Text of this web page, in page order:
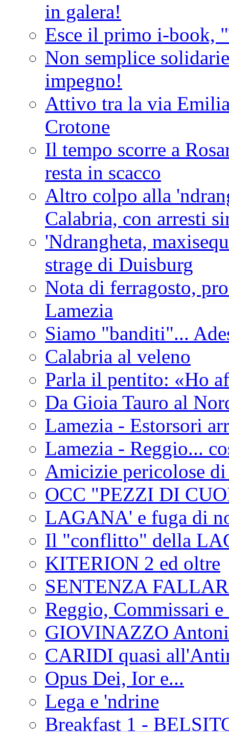
in galera!
Esce il primo i-book,
Non semplice
impegno!
Attivo tra la via
Crotone
Il tempo scorre a
resta in scacco
Altro colpo alla
Calabria, con arresti
'Ndrangheta,
strage di Duisburg
Nota di ferragosto,
Lamezia
Siamo "banditi"...
Calabria al veleno
Parla il pentito: «Ho
Da Gioia Tauro al
Lamezia - Estorsori
Lamezia - Reggio...
Amicizie pericolose
OCC "PEZZI DI
LAGANA' e fuga di
Il "conflitto" della
KITERION 2 ed oltre
SENTENZA
Reggio, Commissari
GIOVINAZZO
CARIDI quasi
Opus Dei, Ior e...
Lega e 'ndrine
Breakfast 1 -